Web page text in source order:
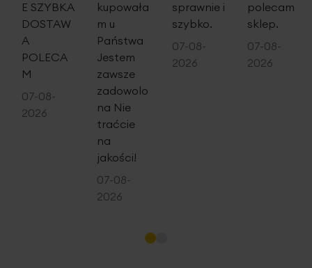
E SZYBKA
DOSTAW
A
POLECA
M
07-08-
2026
kupowała
m u
Państwa
Jestem
zawsze
zadowolo
na Nie
traćcie
na
jakości!
07-08-
2026
sprawnie i
szybko.
07-08-
2026
polecam
sklep.
07-08-
2026